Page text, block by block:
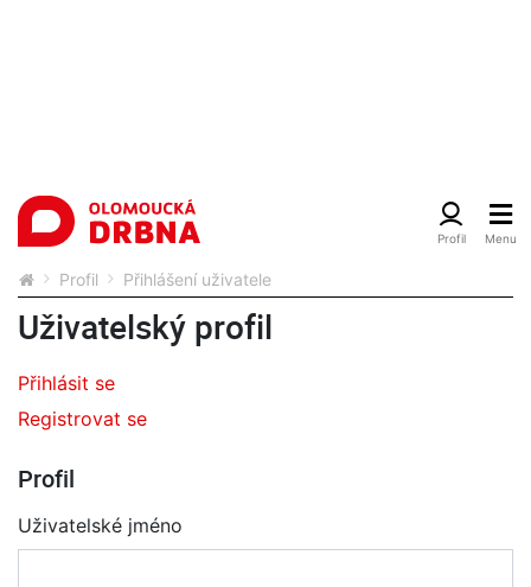
Profil Přihlášení uživatele
Uživatelský profil
Přihlásit se
Registrovat se
Profil
Uživatelské jméno